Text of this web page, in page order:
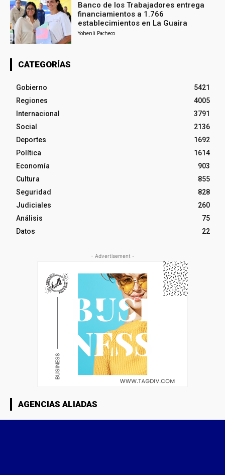
Banco de los Trabajadores entrega
financiamientos a 1.766
establecimientos en La Guaira
Yohenli Pacheco
CATEGORÍAS
Gobierno
5421
Regiones
4005
Internacional
3791
Social
2136
Deportes
1692
Política
1614
Economía
903
Cultura
855
Seguridad
828
Judiciales
260
Análisis
75
Datos
22
- Advertisement -
AGENCIAS ALIADAS